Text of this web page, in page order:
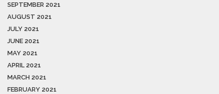
SEPTEMBER 2021
AUGUST 2021
JULY 2021
JUNE 2021
MAY 2021
APRIL 2021
MARCH 2021
FEBRUARY 2021